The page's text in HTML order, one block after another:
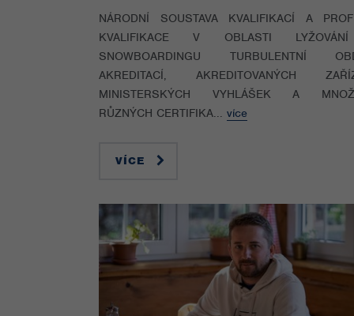
NÁRODNÍ SOUSTAVA KVALIFIKACÍ A
KVALIFIKACE V OBLASTI
SNOWBOARDINGU TURBULENTNÍ
AKREDITACÍ, AKREDITOVANÝCH
MINISTERSKÝCH VYHLÁŠEK A
RŮZNÝCH CERTIFIKA... více
VÍCE